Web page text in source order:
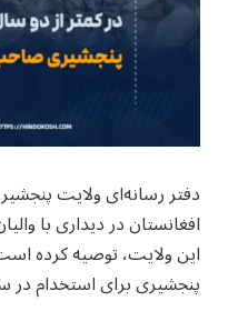
دفتر رسانه‌ای ولایت
افغانستان در دیداری با
این ولایت، توصیه کرده
پنجشیری برای استخدام در